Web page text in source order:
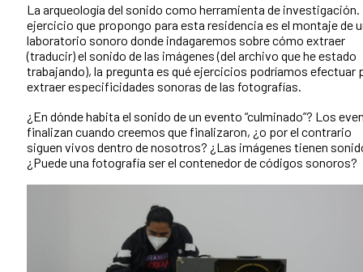
La arqueología del sonido como herramienta de investigación.
ejercicio que propongo para esta residencia es el montaje de
laboratorio sonoro donde indagaremos sobre cómo extraer
(traducir) el sonido de las imágenes (del archivo que he estado
trabajando), la pregunta es qué ejercicios podríamos efectuar
extraer especificidades sonoras de las fotografías.
¿En dónde habita el sonido de un evento “culminado”? Los
finalizan cuando creemos que finalizaron, ¿o por el contrario
siguen vivos dentro de nosotros? ¿Las imágenes tienen
¿Puede una fotografía ser el contenedor de códigos sonoros?